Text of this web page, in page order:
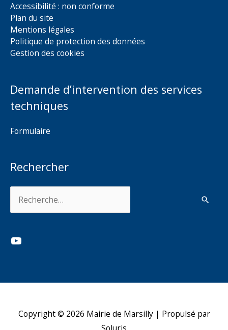
Accessibilité : non conforme
Plan du site
Mentions légales
Politique de protection des données
Gestion des cookies
Demande d’intervention des services
techniques
Formulaire
Rechercher
YouTube
Copyright © 2026 Mairie de Marsilly| Propulsé par